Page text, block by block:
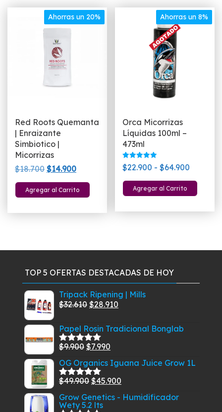
Ahorras un 20%
Red Roots Quemanta
| Enraizante
Simbiotico |
Micorrizas
$18.700 El
precio
original
$14.900El
precio
actual
Agregar al Carrito
Ahorras un 8%
Orca Micorrizas
Líquidas 100ml –
473ml
Valorado
con
de 5
$22.900 - $64.900
de
precios:
Agregar al Carrito
TOP 5 OFERTAS DESTACADAS DE HOY
Tripack Ripening | Mills
$32.610 El
original
era:
$32.610.
$28.910
actual
Papel Rosin Tradicional Bonglab
Valorado
5
$9.900 El
precio
original
era:
$9.900.
$7.990
precio
es:
$7.990.
OG Organics Iguana Juice Grow 1L
Valorado
5
$49.900 El
precio
original
$45.900
precio
Grow Genetics - Humidificador
Wety 5.2 lts